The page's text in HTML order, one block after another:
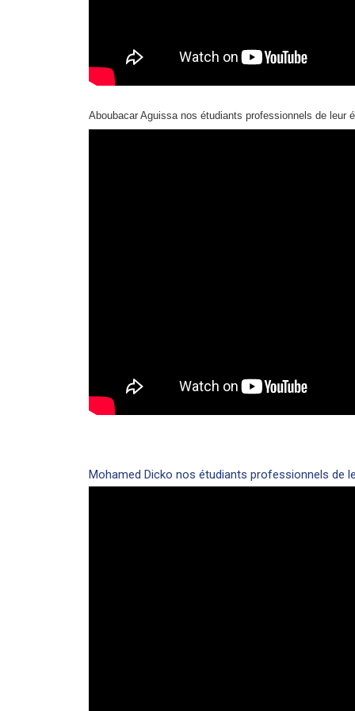
Aboubacar Aguissa nos étudiants professionnels de leur
Mohamed Dicko nos étudiants professionnels de